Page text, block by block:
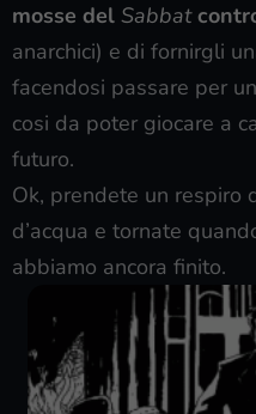
mosse del Sabbat
anarchici) e di fornirgli
facendosi passare per
cosi da poter giocare a
futuro.
Ok, prendete un respiro
d’acqua e tornate
abbiamo ancora finito.